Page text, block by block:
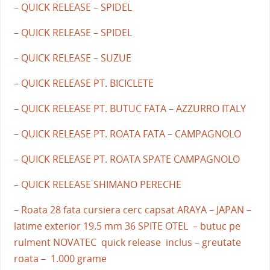
– QUICK RELEASE – SPIDEL
– QUICK RELEASE – SPIDEL
– QUICK RELEASE – SUZUE
– QUICK RELEASE PT. BICICLETE
– QUICK RELEASE PT. BUTUC FATA – AZZURRO ITALY
– QUICK RELEASE PT. ROATA FATA – CAMPAGNOLO
– QUICK RELEASE PT. ROATA SPATE CAMPAGNOLO
– QUICK RELEASE SHIMANO PERECHE
– Roata 28 fata cursiera cerc capsat ARAYA – JAPAN –
latime exterior 19.5 mm 36 SPITE OTEL – butuc pe
rulment NOVATEC quick release inclus – greutate
roata – 1.000 grame